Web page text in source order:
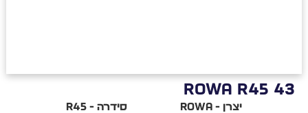
ROWA R45 43
יצרן - Rowa סידרה - R45